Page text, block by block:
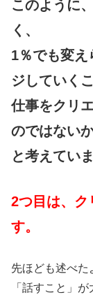
このように
く、
1％でも変え
ジしていく
仕事をクリ
のではない
と考えていま
2つ目は、ク
す。
先ほども述べた
「話すこと」